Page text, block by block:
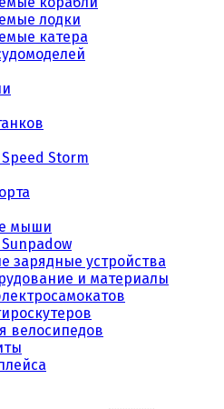
лодки
катера
Storm
мыши
зарядные устройства
и материалы
велосипедов